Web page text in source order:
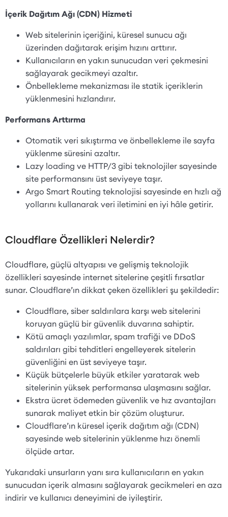
İçerik Dağıtım Ağı (CDN) Hizmeti
Web sitelerinin içeriğini, küresel sunucu ağı
üzerinden dağıtarak erişim hızını arttırır.
Kullanıcıların en yakın sunucudan veri çekmesini
sağlayarak gecikmeyi azaltır.
Önbellekleme mekanizması ile statik içeriklerin
yüklenmesini hızlandırır.
Performans Arttırma
Otomatik veri sıkıştırma ve önbellekleme ile sayfa
yüklenme süresini azaltır.
Lazy loading ve HTTP/3 gibi teknolojiler sayesinde
site performansını üst seviyeye taşır.
Argo Smart Routing teknolojisi sayesinde en hızlı ağ
yollarını kullanarak veri iletimini en iyi hâle getirir.
Cloudflare Özellikleri Nelerdir?
Cloudflare, güçlü altyapısı ve gelişmiş teknolojik
özellikleri sayesinde internet sitelerine çeşitli fırsatlar
sunar. Cloudflare’ın dikkat çeken özellikleri şu şekildedir:
Cloudflare, siber saldırılara karşı web sitelerini
koruyan güçlü bir güvenlik duvarına sahiptir.
Kötü amaçlı yazılımlar, spam trafiği ve DDoS
saldırıları gibi tehditleri engelleyerek sitelerin
güvenliğini en üst seviyeye taşır.
Küçük bütçelerle büyük etkiler yaratarak web
sitelerinin yüksek performansa ulaşmasını sağlar.
Ekstra ücret ödemeden güvenlik ve hız avantajları
sunarak maliyet etkin bir çözüm oluşturur.
Cloudflare’ın küresel içerik dağıtım ağı (CDN)
sayesinde web sitelerinin yüklenme hızı önemli
ölçüde artar.
Yukarıdaki unsurların yanı sıra kullanıcıların en yakın
sunucudan içerik almasını sağlayarak gecikmeleri en aza
indirir ve kullanıcı deneyimini de iyileştirir.